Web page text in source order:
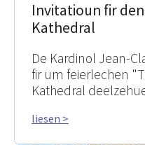
Invitatioun fir den
Kathedral
De Kardinol Jean-
fir um feierlechen
Kathedral
liesen >